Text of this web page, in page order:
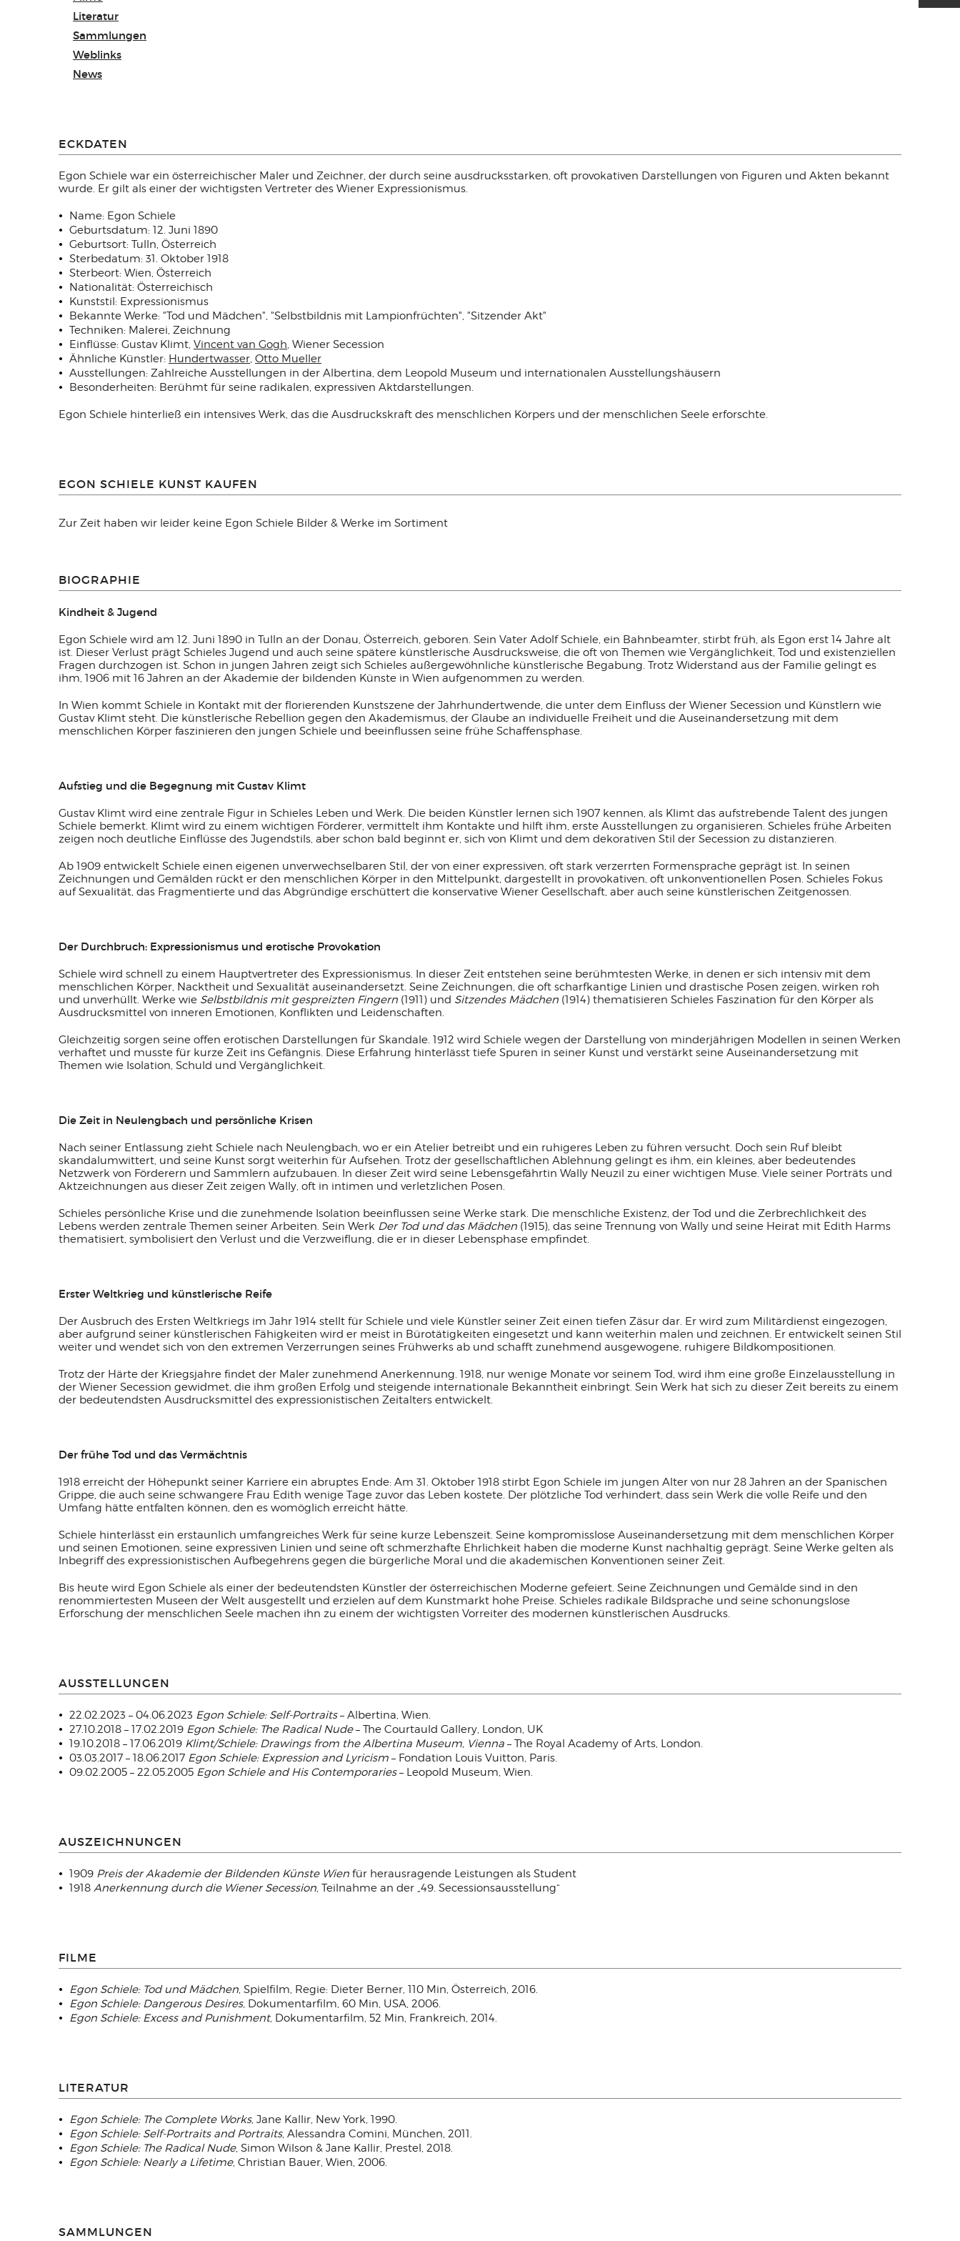
Literatur
Sammlungen
Weblinks
News
ECKDATEN
Egon Schiele war ein österreichischer Maler und Zeichner, der durch seine ausdrucksstarken, oft provokativen Darstellungen von Figuren und Akten bekannt
wurde. Er gilt als einer der wichtigsten Vertreter des Wiener Expressionismus.
Name: Egon Schiele
Geburtsdatum: 12. Juni 1890
Geburtsort: Tulln, Österreich
Sterbedatum: 31. Oktober 1918
Sterbeort: Wien, Österreich
Nationalität: Österreichisch
Kunststil: Expressionismus
Bekannte Werke: "Tod und Mädchen", "Selbstbildnis mit Lampionfrüchten", "Sitzender Akt"
Techniken: Malerei, Zeichnung
Einflüsse: Gustav Klimt, Vincent van Gogh, Wiener Secession
Ähnliche Künstler: Hundertwasser, Otto Mueller
Ausstellungen: Zahlreiche Ausstellungen in der Albertina, dem Leopold Museum und internationalen Ausstellungshäusern
Besonderheiten: Berühmt für seine radikalen, expressiven Aktdarstellungen.
Egon Schiele hinterließ ein intensives Werk, das die Ausdruckskraft des menschlichen Körpers und der menschlichen Seele erforschte.
EGON SCHIELE KUNST KAUFEN
Zur Zeit haben wir leider keine Egon Schiele Bilder & Werke im Sortiment
BIOGRAPHIE
Kindheit & Jugend
Egon Schiele wird am 12. Juni 1890 in Tulln an der Donau, Österreich, geboren. Sein Vater Adolf Schiele, ein Bahnbeamter, stirbt früh, als Egon erst 14 Jahre alt
ist. Dieser Verlust prägt Schieles Jugend und auch seine spätere künstlerische Ausdrucksweise, die oft von Themen wie Vergänglichkeit, Tod und existenziellen
Fragen durchzogen ist. Schon in jungen Jahren zeigt sich Schieles außergewöhnliche künstlerische Begabung. Trotz Widerstand aus der Familie gelingt es
ihm, 1906 mit 16 Jahren an der Akademie der bildenden Künste in Wien aufgenommen zu werden.
In Wien kommt Schiele in Kontakt mit der florierenden Kunstszene der Jahrhundertwende, die unter dem Einfluss der Wiener Secession und Künstlern wie
Gustav Klimt steht. Die künstlerische Rebellion gegen den Akademismus, der Glaube an individuelle Freiheit und die Auseinandersetzung mit dem
menschlichen Körper faszinieren den jungen Schiele und beeinflussen seine frühe Schaffensphase.
Aufstieg und die Begegnung mit Gustav Klimt
Gustav Klimt wird eine zentrale Figur in Schieles Leben und Werk. Die beiden Künstler lernen sich 1907 kennen, als Klimt das aufstrebende Talent des jungen
Schiele bemerkt. Klimt wird zu einem wichtigen Förderer, vermittelt ihm Kontakte und hilft ihm, erste Ausstellungen zu organisieren. Schieles frühe Arbeiten
zeigen noch deutliche Einflüsse des Jugendstils, aber schon bald beginnt er, sich von Klimt und dem dekorativen Stil der Secession zu distanzieren.
Ab 1909 entwickelt Schiele einen eigenen unverwechselbaren Stil, der von einer expressiven, oft stark verzerrten Formensprache geprägt ist. In seinen
Zeichnungen und Gemälden rückt er den menschlichen Körper in den Mittelpunkt, dargestellt in provokativen, oft unkonventionellen Posen. Schieles Fokus
auf Sexualität, das Fragmentierte und das Abgründige erschüttert die konservative Wiener Gesellschaft, aber auch seine künstlerischen Zeitgenossen.
Der Durchbruch: Expressionismus und erotische Provokation
Schiele wird schnell zu einem Hauptvertreter des Expressionismus. In dieser Zeit entstehen seine berühmtesten Werke, in denen er sich intensiv mit dem
menschlichen Körper, Nacktheit und Sexualität auseinandersetzt. Seine Zeichnungen, die oft scharfkantige Linien und drastische Posen zeigen, wirken roh
und unverhüllt. Werke wie Selbstbildnis mit gespreizten Fingern (1911) und Sitzendes Mädchen (1914) thematisieren Schieles Faszination für den Körper als
Ausdrucksmittel von inneren Emotionen, Konflikten und Leidenschaften.
Gleichzeitig sorgen seine offen erotischen Darstellungen für Skandale. 1912 wird Schiele wegen der Darstellung von minderjährigen Modellen in seinen Werken
verhaftet und musste für kurze Zeit ins Gefängnis. Diese Erfahrung hinterlässt tiefe Spuren in seiner Kunst und verstärkt seine Auseinandersetzung mit
Themen wie Isolation, Schuld und Vergänglichkeit.
Die Zeit in Neulengbach und persönliche Krisen
Nach seiner Entlassung zieht Schiele nach Neulengbach, wo er ein Atelier betreibt und ein ruhigeres Leben zu führen versucht. Doch sein Ruf bleibt
skandalumwittert, und seine Kunst sorgt weiterhin für Aufsehen. Trotz der gesellschaftlichen Ablehnung gelingt es ihm, ein kleines, aber bedeutendes
Netzwerk von Förderern und Sammlern aufzubauen. In dieser Zeit wird seine Lebensgefährtin Wally Neuzil zu einer wichtigen Muse. Viele seiner Porträts und
Aktzeichnungen aus dieser Zeit zeigen Wally, oft in intimen und verletzlichen Posen.
Schieles persönliche Krise und die zunehmende Isolation beeinflussen seine Werke stark. Die menschliche Existenz, der Tod und die Zerbrechlichkeit des
Lebens werden zentrale Themen seiner Arbeiten. Sein Werk Der Tod und das Mädchen (1915), das seine Trennung von Wally und seine Heirat mit Edith Harms
thematisiert, symbolisiert den Verlust und die Verzweiflung, die er in dieser Lebensphase empfindet.
Erster Weltkrieg und künstlerische Reife
Der Ausbruch des Ersten Weltkriegs im Jahr 1914 stellt für Schiele und viele Künstler seiner Zeit einen tiefen Zäsur dar. Er wird zum Militärdienst eingezogen,
aber aufgrund seiner künstlerischen Fähigkeiten wird er meist in Bürotätigkeiten eingesetzt und kann weiterhin malen und zeichnen. Er entwickelt seinen Stil
weiter und wendet sich von den extremen Verzerrungen seines Frühwerks ab und schafft zunehmend ausgewogene, ruhigere Bildkompositionen.
Trotz der Härte der Kriegsjahre findet der Maler zunehmend Anerkennung. 1918, nur wenige Monate vor seinem Tod, wird ihm eine große Einzelausstellung in
der Wiener Secession gewidmet, die ihm großen Erfolg und steigende internationale Bekanntheit einbringt. Sein Werk hat sich zu dieser Zeit bereits zu einem
der bedeutendsten Ausdrucksmittel des expressionistischen Zeitalters entwickelt.
Der frühe Tod und das Vermächtnis
1918 erreicht der Höhepunkt seiner Karriere ein abruptes Ende: Am 31. Oktober 1918 stirbt Egon Schiele im jungen Alter von nur 28 Jahren an der Spanischen
Grippe, die auch seine schwangere Frau Edith wenige Tage zuvor das Leben kostete. Der plötzliche Tod verhindert, dass sein Werk die volle Reife und den
Umfang hätte entfalten können, den es womöglich erreicht hätte.
Schiele hinterlässt ein erstaunlich umfangreiches Werk für seine kurze Lebenszeit. Seine kompromisslose Auseinandersetzung mit dem menschlichen Körper
und seinen Emotionen, seine expressiven Linien und seine oft schmerzhafte Ehrlichkeit haben die moderne Kunst nachhaltig geprägt. Seine Werke gelten als
Inbegriff des expressionistischen Aufbegehrens gegen die bürgerliche Moral und die akademischen Konventionen seiner Zeit.
Bis heute wird Egon Schiele als einer der bedeutendsten Künstler der österreichischen Moderne gefeiert. Seine Zeichnungen und Gemälde sind in den
renommiertesten Museen der Welt ausgestellt und erzielen auf dem Kunstmarkt hohe Preise. Schieles radikale Bildsprache und seine schonungslose
Erforschung der menschlichen Seele machen ihn zu einem der wichtigsten Vorreiter des modernen künstlerischen Ausdrucks.
AUSSTELLUNGEN
22.02.2023 – 04.06.2023 Egon Schiele: Self-Portraits– Albertina, Wien.
27.10.2018 – 17.02.2019 Egon Schiele: The Radical Nude– The Courtauld Gallery, London, UK
19.10.2018 – 17.06.2019 Klimt/Schiele: Drawings from the Albertina Museum, Vienna – The Royal Academy of Arts, London.
03.03.2017 – 18.06.2017 Egon Schiele: Expression and Lyricism – Fondation Louis Vuitton, Paris.
09.02.2005 – 22.05.2005 Egon Schiele and His Contemporaries– Leopold Museum, Wien.
AUSZEICHNUNGEN
1909 Preis der Akademie der Bildenden Künste Wien für herausragende Leistungen als Student
1918 Anerkennung durch die Wiener Secession, Teilnahme an der „49. Secessionsausstellung“
FILME
Egon Schiele: Tod und Mädchen, Spielfilm, Regie: Dieter Berner, 110 Min, Österreich, 2016.
Egon Schiele: Dangerous Desires, Dokumentarfilm, 60 Min, USA, 2006.
Egon Schiele: Excess and Punishment, Dokumentarfilm, 52 Min, Frankreich, 2014.
LITERATUR
Egon Schiele: The Complete Works, Jane Kallir, New York, 1990.
Egon Schiele: Self-Portraits and Portraits, Alessandra Comini, München, 2011.
Egon Schiele: The Radical Nude, Simon Wilson & Jane Kallir, Prestel, 2018.
Egon Schiele: Nearly a Lifetime, Christian Bauer, Wien, 2006.
SAMMLUNGEN